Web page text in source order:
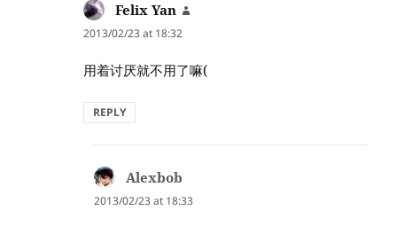
Felix Yan
2013/02/23 at 18:32
用着讨厌就不用了嘛(
REPLY
Alexbob
2013/02/23 at 18:33